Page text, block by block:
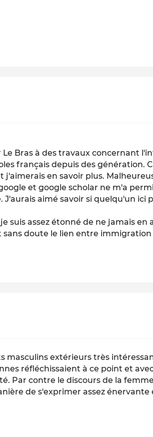
Bras à des travaux concernant
français depuis des génération.
j'aimerais en savoir plus.
et google scholar ne m'a
aimé savoir si quelqu'un ici
suis assez étonné de ne jamais en
doute le lien entre immigration
masculins extérieurs très
réfléchissaient à ce point et
Par contre le discours de la
de s'exprimer assez énervante